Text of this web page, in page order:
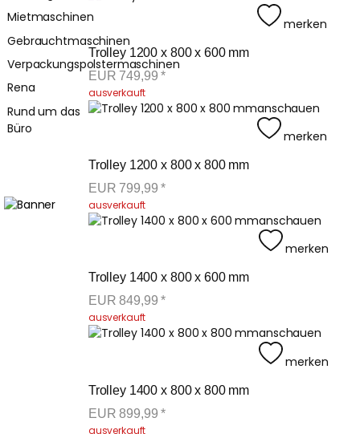
merken
Trolley 1200 x 800 x 600 mm
EUR 749,99 *
ausverkauft
anschauen
merken
Trolley 1200 x 800 x 800 mm
EUR 799,99 *
ausverkauft
anschauen
merken
Trolley 1400 x 800 x 600 mm
EUR 849,99 *
ausverkauft
anschauen
merken
Trolley 1400 x 800 x 800 mm
EUR 899,99 *
ausverkauft
Mietmaschinen
Gebrauchtmaschinen
Verpackungspolstermaschinen
Rena
Rund um das
Büro